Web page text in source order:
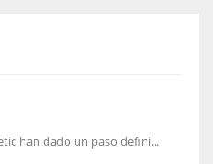
han dado un paso defini...